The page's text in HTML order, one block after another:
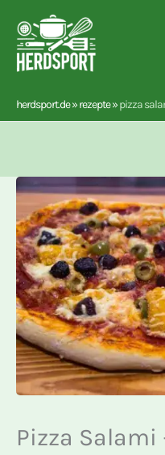
Inhalt
springen
herdsport.de»rezepte»pizza
Pizza Salami